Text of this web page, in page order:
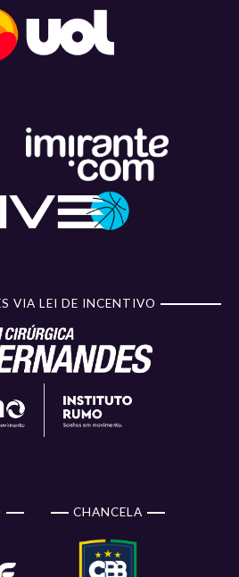
VIA LEI DE INCENTIVO
CHANCELA